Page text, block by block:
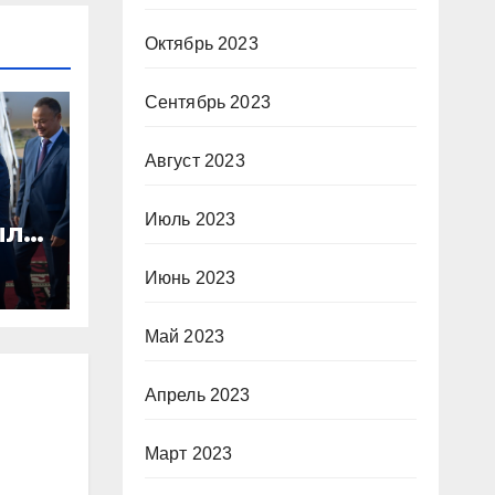
в
Октябрь 2023
Сентябрь 2023
Август 2023
Июль 2023
Июнь 2023
Май 2023
Апрель 2023
Март 2023